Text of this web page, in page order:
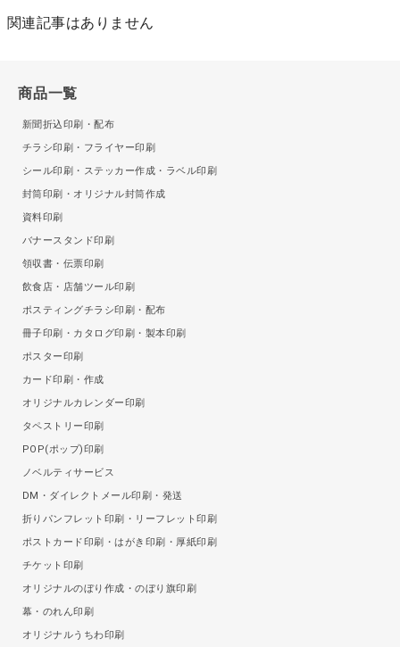
関連記事はありません
商品一覧
新聞折込印刷・配布
チラシ印刷・フライヤー印刷
シール印刷・ステッカー作成・ラベル印刷
封筒印刷・オリジナル封筒作成
資料印刷
バナースタンド印刷
領収書・伝票印刷
飲食店・店舗ツール印刷
ポスティングチラシ印刷・配布
冊子印刷・カタログ印刷・製本印刷
ポスター印刷
カード印刷・作成
オリジナルカレンダー印刷
タペストリー印刷
POP(ポップ)印刷
ノベルティサービス
DM・ダイレクトメール印刷・発送
折りパンフレット印刷・リーフレット印刷
ポストカード印刷・はがき印刷・厚紙印刷
チケット印刷
オリジナルのぼり作成・のぼり旗印刷
幕・のれん印刷
オリジナルうちわ印刷